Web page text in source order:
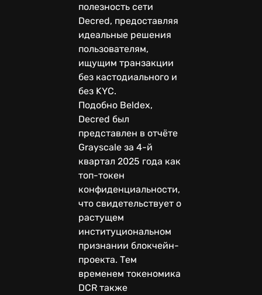
полезность сети
Decred, предоставляя
идеальные решения
пользователям,
ищущим транзакции
без кастодиального и
без KYC.
Подобно Beldex,
Decred был
представлен в отчёте
Grayscale за 4-й
квартал 2025 года как
топ-токен
конфиденциальности,
что свидетельствует о
растущем
институциональном
признании блокчейн-
проекта. Тем
временем токеномика
DCR также